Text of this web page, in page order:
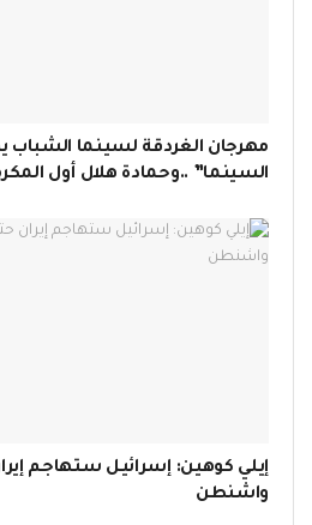
مهرجان الغردقة لسينما
السينما” ..وحمادة هلال أول
إيلي كوهين: إسرائيل ستهاجم
واشنطن